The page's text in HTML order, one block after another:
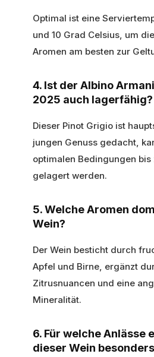
Optimal ist eine
und 10 Grad Celsius, um
Aromen am besten zur
4. Ist der Albino
2025 auch lagerfähig?
Dieser Pinot Grigio ist
jungen Genuss gedacht,
optimalen Bedingungen bis
gelagert werden.
5. Welche Aromen
Wein?
Der Wein besticht durch
Apfel und Birne, ergänzt
Zitrusnuancen und eine
Mineralität.
6. Für welche Anlässe
dieser Wein